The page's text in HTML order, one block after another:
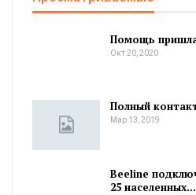
Помощь
Окт 20, 2020
Полный
Мар 13, 2019
Beeline
25 населенных…